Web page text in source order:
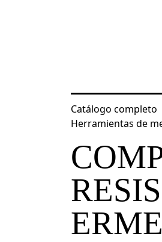
Catálogo completo
Herramientas de
Inicio Catálogo